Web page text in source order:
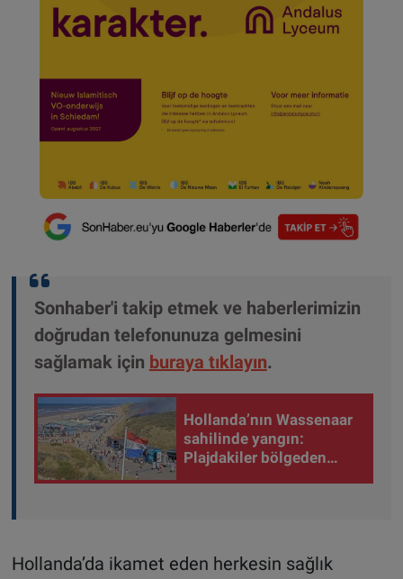
Sonhaber'i takip etmek ve haberlerimizin
doğrudan telefonunuza gelmesini
sağlamak için buraya tıklayın.
Hollanda’nın Wassenaar
sahilinde yangın:
Plajdakiler bölgeden
Hollanda’da ikamet eden herkesin sağlık